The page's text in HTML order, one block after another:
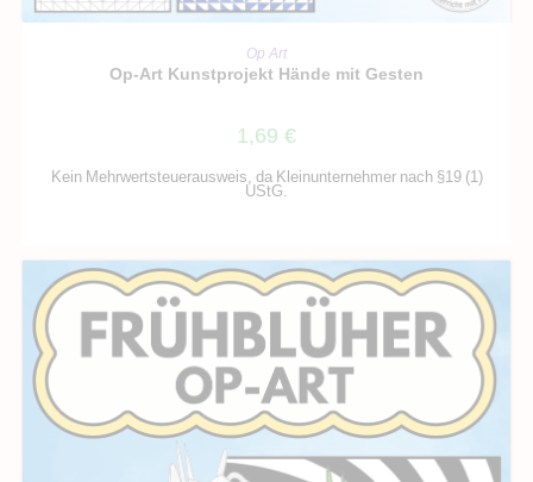
IN DEN WARENKORB
Op Art
Op-Art Kunstprojekt Hände mit Gesten
1,69 €
Kein Mehrwertsteuerausweis, da Kleinunternehmer nach §19 (1)
UStG.